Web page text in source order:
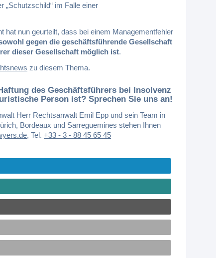
„Schutzschild“ im Falle einer
hat nun geurteilt, dass bei einem Managementfehler
gegen die geschäftsführende Gesellschaft
dieser Gesellschaft möglich ist.
zu diesem Thema.
des Geschäftsführers bei Insolvenz
Person ist? Sprechen Sie uns an!
Herr Rechtsanwalt Emil Epp und sein Team in
Bordeaux und Sarreguemines stehen Ihnen
, Tel. +33 - 3 - 88 45 65 45